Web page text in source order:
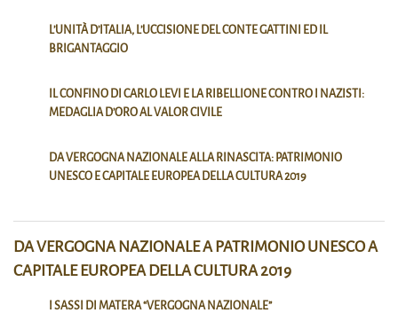
L’UNITÀ D’ITALIA, L’UCCISIONE DEL CONTE GATTINI ED IL
BRIGANTAGGIO
IL CONFINO DI CARLO LEVI E LA RIBELLIONE CONTRO I NAZISTI:
MEDAGLIA D’ORO AL VALOR CIVILE
DA VERGOGNA NAZIONALE ALLA RINASCITA: PATRIMONIO
UNESCO E CAPITALE EUROPEA DELLA CULTURA 2019
DA VERGOGNA NAZIONALE A PATRIMONIO UNESCO A
CAPITALE EUROPEA DELLA CULTURA 2019
I SASSI DI MATERA “VERGOGNA NAZIONALE”